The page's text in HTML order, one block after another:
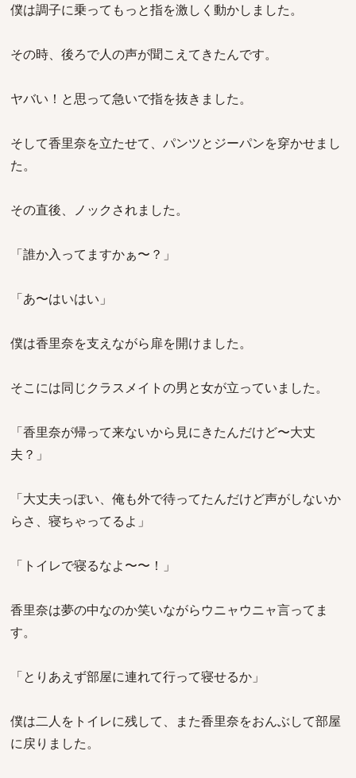
僕は調子に乗ってもっと指を激しく動かしました。
その時、後ろで人の声が聞こえてきたんです。
ヤバい！と思って急いで指を抜きました。
そして香里奈を立たせて、パンツとジーパンを穿かせまし
た。
その直後、ノックされました。
「誰か入ってますかぁ〜？」
「あ〜はいはい」
僕は香里奈を支えながら扉を開けました。
そこには同じクラスメイトの男と女が立っていました。
「香里奈が帰って来ないから見にきたんだけど〜大丈
夫？」
「大丈夫っぽい、俺も外で待ってたんだけど声がしないか
らさ、寝ちゃってるよ」
「トイレで寝るなよ〜〜！」
香里奈は夢の中なのか笑いながらウニャウニャ言ってま
す。
「とりあえず部屋に連れて行って寝せるか」
僕は二人をトイレに残して、また香里奈をおんぶして部屋
に戻りました。